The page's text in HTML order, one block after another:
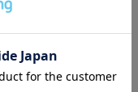
パの、「森ケの当たり
家族に対する思いを